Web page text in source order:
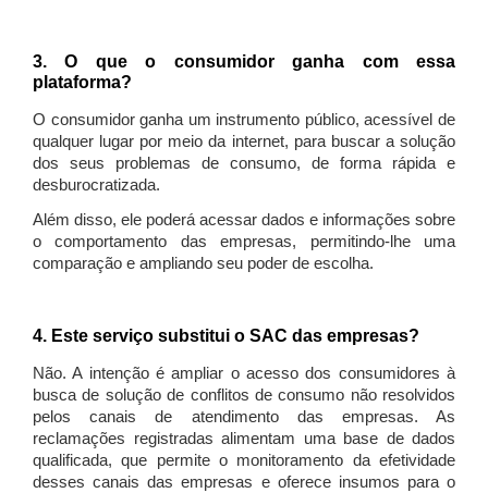
3. O que o consumidor ganha com essa
plataforma?
O consumidor ganha um instrumento público, acessível de
qualquer lugar por meio da internet, para buscar a solução
dos seus problemas de consumo, de forma rápida e
desburocratizada.
Além disso, ele poderá acessar dados e informações sobre
o comportamento das empresas, permitindo-lhe uma
comparação e ampliando seu poder de escolha.
4. Este serviço substitui o SAC das empresas?
Não. A intenção é ampliar o acesso dos consumidores à
busca de solução de conflitos de consumo não resolvidos
pelos canais de atendimento das empresas. As
reclamações registradas alimentam uma base de dados
qualificada, que permite o monitoramento da efetividade
desses canais das empresas e oferece insumos para o